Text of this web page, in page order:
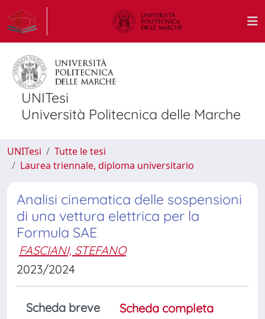
UNITesi
Università Politecnica delle Marche
UNITesi
Tutte le tesi
Laurea triennale, diploma universitario
Analisi cinematica delle sospensioni
di una vettura elettrica per la
Formula SAE
FASCIANI, STEFANO
2023/2024
Scheda breve
Scheda completa